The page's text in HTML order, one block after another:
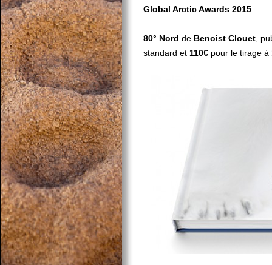
Global Arctic Awards 2015
80° Nord de Benoist Clouet ,
standard et 110€ pour le tirage à